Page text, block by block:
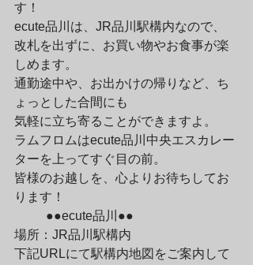
す！
ecute品川は、JR品川駅構内なので、
改札を出ずに、お買い物やお食事が楽
しめます。
通勤途中や、お出かけの帰りなど、ち
ょっとした合間にも
気軽に立ち寄ることができますよ。
ラムフロムはecute品川中央エスカレー
ターを上ってすぐ目の前。
皆様のお越しを、心よりお待ちしてお
ります！
	●●ecute品川●●
場所：JR品川駅構内
下記URLにて駅構内地図をご案内して